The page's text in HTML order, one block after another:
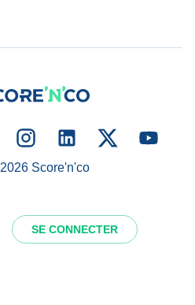
SE CONNECTER
2026Score'n'co